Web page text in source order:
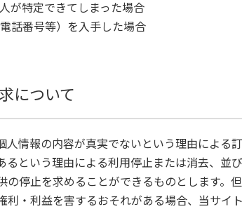
が特定できてしまった場合
話番号等）を入手した場合
について
情報の内容が真実でないという理由による
という理由による利用停止または消去、並
停止を求めることができるものとします。但
・利益を害するおそれがある場合、当サイ